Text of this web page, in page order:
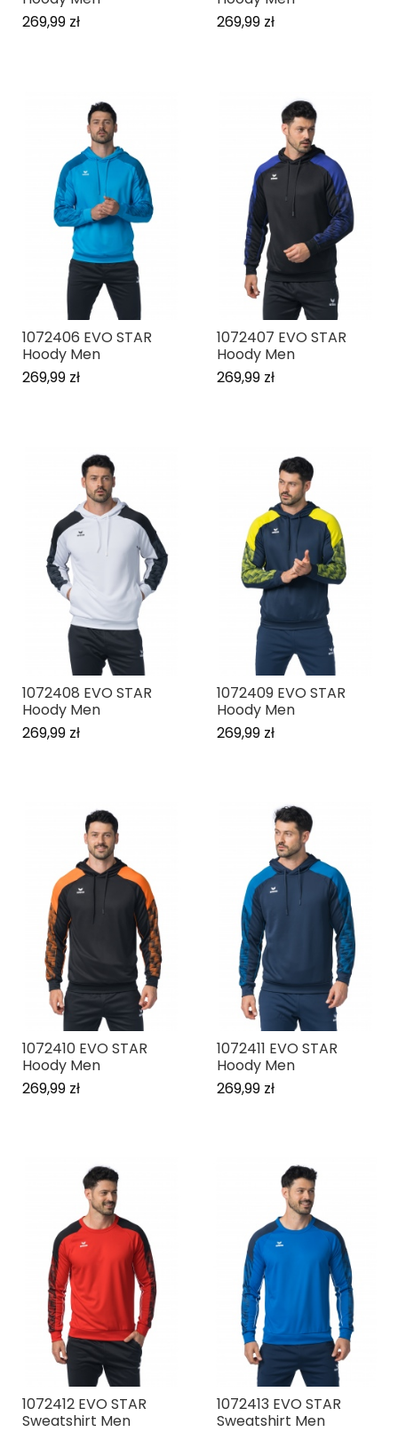
269,99 zł
269,99 zł
1072406 EVO STAR
Hoody Men
269,99 zł
1072407 EVO STAR
Hoody Men
269,99 zł
1072408 EVO STAR
Hoody Men
269,99 zł
1072409 EVO STAR
Hoody Men
269,99 zł
1072410 EVO STAR
Hoody Men
269,99 zł
1072411 EVO STAR
Hoody Men
269,99 zł
1072412 EVO STAR
Sweatshirt Men
1072413 EVO STAR
Sweatshirt Men